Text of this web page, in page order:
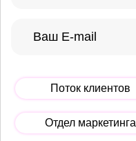
Поток клиентов
Отдел маркетинга